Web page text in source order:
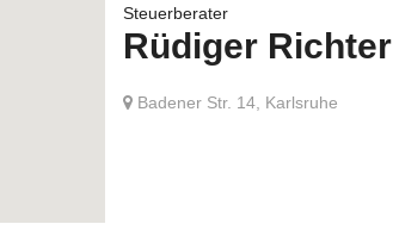
Steuerberater
Rüdiger Richter
Badener Str. 14, Karlsruhe